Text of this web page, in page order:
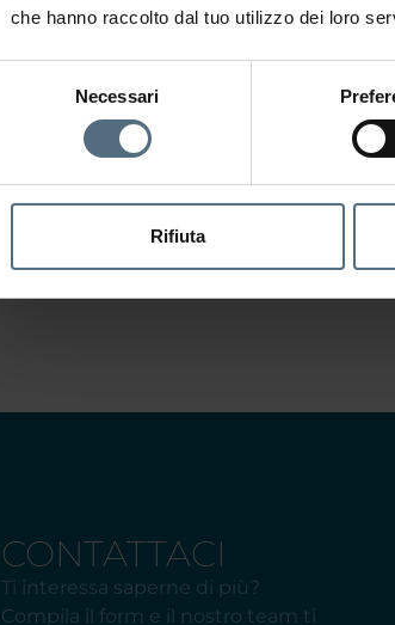
che hanno raccolto dal tuo utilizzo dei loro
Necessari
Rifiuta
Crediamo
contributo
singolo
iniziativa
alto
meglio le
CONTATTACI
Ti interessa saperne di più?
Compila il form e il nostro team ti